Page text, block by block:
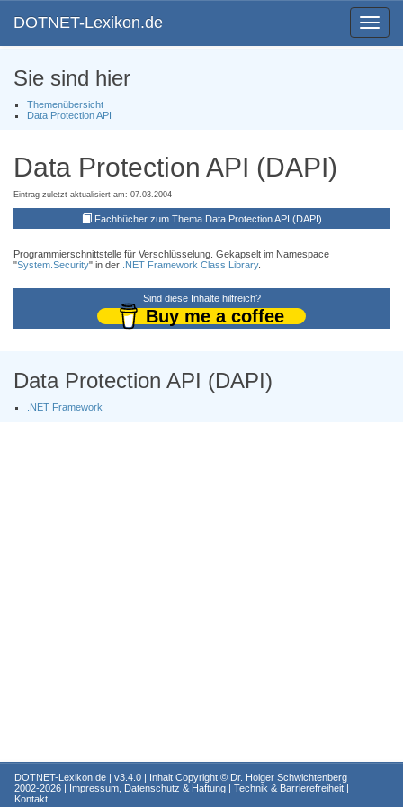
Toggle
DOTNET-Lexikon.de
Sie sind hier
Themenübersicht
Data Protection API
Data Protection API (DAPI)
Eintrag zuletzt aktualisiert am: 07.03.2004
Fachbücher zum Thema Data Protection API (DAPI)
Programmierschnittstelle für Verschlüsselung. Gekapselt im Namespace
"System.Security" in der .NET Framework Class Library.
Sind diese Inhalte hilfreich?
Buy me a coffee
Data Protection API (DAPI)
.NET Framework
DOTNET-Lexikon.de | v3.4.0 | Inhalt Copyright © Dr. Holger Schwichtenberg
2002-2026 | Impressum, Datenschutz & Haftung | Technik & Barrierefreiheit |
Kontakt